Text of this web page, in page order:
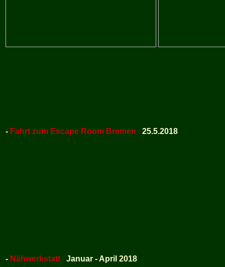
- Fahrt zum Escape Room Bremen 25.5.2018
- Nähwerkstatt Januar - April 2018